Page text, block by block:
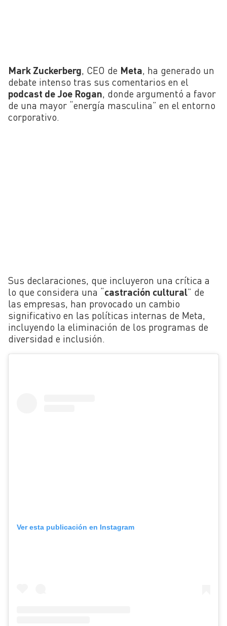
Mark Zuckerberg , CEO de Meta , ha generado un
debate intenso tras sus comentarios en el
podcast de Joe Rogan , donde argumentó a favor
de una mayor “energía masculina” en el entorno
corporativo.
Sus declaraciones, que incluyeron una crítica a
lo que considera una “castración cultural” de
las empresas, han provocado un cambio
significativo en las políticas internas de Meta,
incluyendo la eliminación de los programas de
diversidad e inclusión.
Ver esta publicación en Instagram